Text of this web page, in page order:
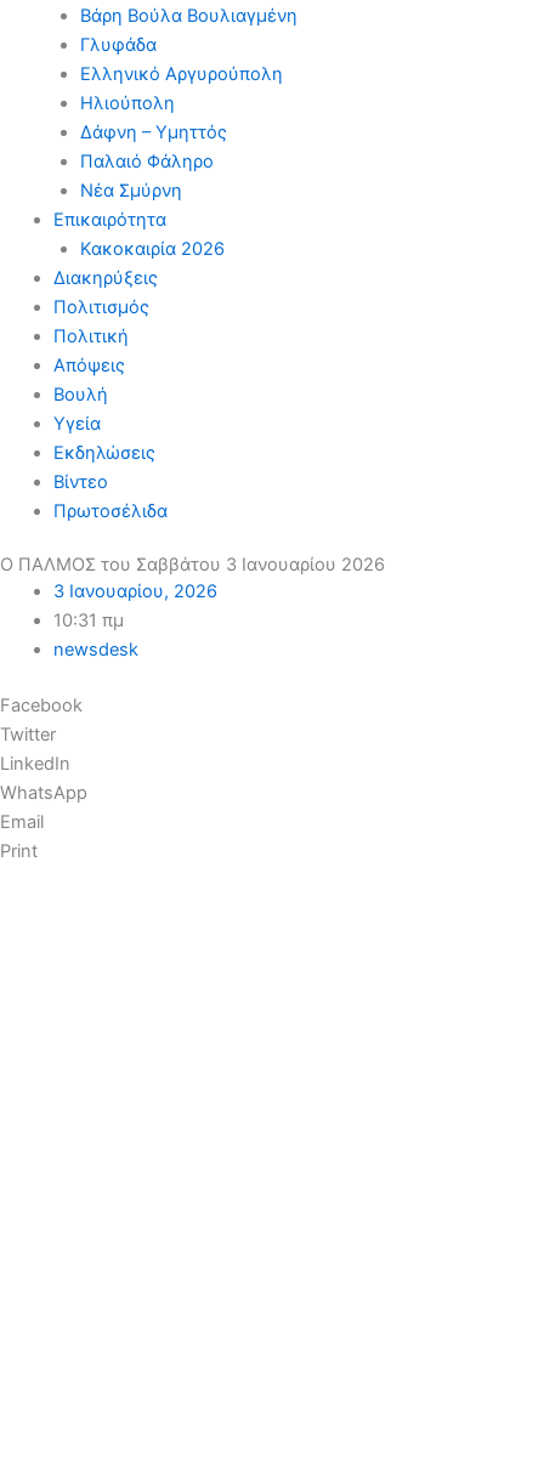
Βάρη Βούλα Βουλιαγμένη
Γλυφάδα
Ελληνικό Αργυρούπολη
Ηλιούπολη
Δάφνη – Υμηττός
Παλαιό Φάληρο
Νέα Σμύρνη
Επικαιρότητα
Κακοκαιρία 2026
Διακηρύξεις
Πολιτισμός
Πολιτική
Απόψεις
Βουλή
Υγεία
Εκδηλώσεις
Βίντεο
Πρωτοσέλιδα
Ο ΠΑΛΜΟΣ του Σαββάτου 3 Ιανουαρίου 2026
3 Ιανουαρίου, 2026
10:31 πμ
newsdesk
Facebook
Twitter
LinkedIn
WhatsApp
Email
Print